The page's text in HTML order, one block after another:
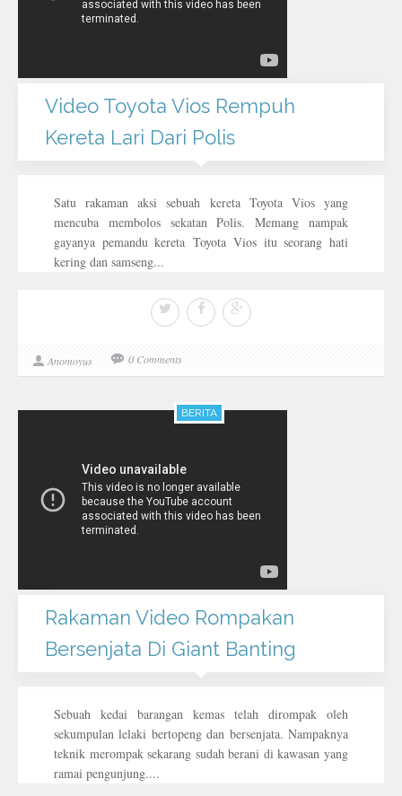
Video Toyota Vios Rempuh
Kereta Lari Dari Polis
Satu rakaman aksi sebuah kereta Toyota Vios yang
mencuba membolos sekatan Polis. Memang nampak
gayanya pemandu kereta Toyota Vios itu seorang hati
kering dan samseng...
Anomoyus 0 Comments
BERITA
Rakaman Video Rompakan
Bersenjata Di Giant Banting
Sebuah kedai barangan kemas telah dirompak oleh
sekumpulan lelaki bertopeng dan bersenjata. Nampaknya
teknik merompak sekarang sudah berani di kawasan yang
ramai pengunjung....